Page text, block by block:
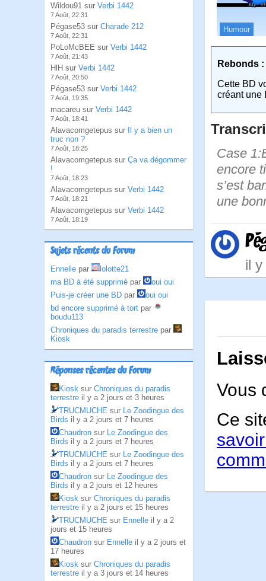
Wildou91 sur Verbi 1442
7 Août, 22:31
Pégase53 sur Charade 212
7 Août, 22:31
PoLoMcBEE sur Verbi 1442
7 Août, 21:43
HlH sur Verbi 1442
7 Août, 20:50
Pégase53 sur Verbi 1442
7 Août, 19:35
macareu sur Verbi 1442
7 Août, 18:41
Alavacomgetepus sur
Il y a bien un
truc non ?
7 Août, 18:25
Alavacomgetepus sur Ça va dégommer
!
7 Août, 18:23
Alavacomgetepus sur Verbi 1442
7 Août, 18:21
Alavacomgetepus sur Verbi 1442
7 Août, 18:19
Sujets récents du Forum
Ennelle par
lolotte21
ma BD à été supprimé par
oui oui
Puis-je créer une BD par
oui oui
bd encore supprimé à tort par
boudu113
Chroniques du paradis terrestre par
Kiosk
Réponses récentes du Forum
Kiosk sur Chroniques du paradis
terrestre il y a 2 jours et 3 heures
TRUCMUCHE sur Le Zoodingue des
Birds il y a 2 jours et 7 heures
Chaudron sur Le Zoodingue des
Birds il y a 2 jours et 7 heures
TRUCMUCHE sur Le Zoodingue des
Birds il y a 2 jours et 7 heures
Chaudron sur Le Zoodingue des
Birds il y a 2 jours et 12 heures
Kiosk sur Chroniques du paradis
terrestre il y a 2 jours et 15 heures
TRUCMUCHE sur Ennelle il y a 2
jours et 15 heures
Chaudron sur Ennelle il y a 2 jours et
17 heures
Kiosk sur Chroniques du paradis
terrestre il y a 3 jours et 14 heures
Humour
Rebonds :
Cette BD
créant une
Case
encore
s’est
une
il
Vous
Ce